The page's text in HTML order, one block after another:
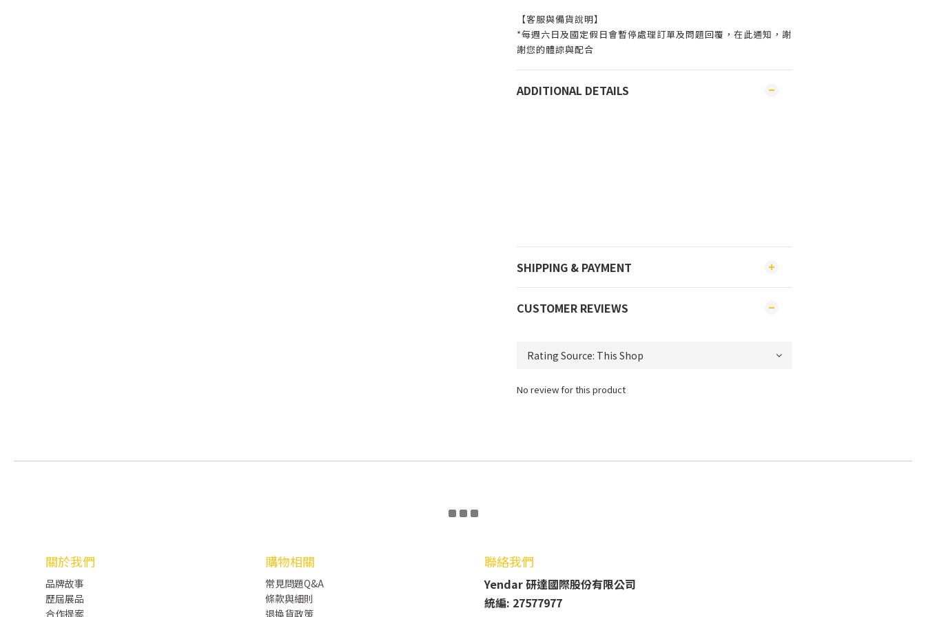
【客服與備貨說明】
*每週六日及國定假日會暫停處理訂單及問題回覆，在此通知，謝
謝您的體諒與配合
ADDITIONAL DETAILS
SHIPPING & PAYMENT
CUSTOMER REVIEWS
No review for this product
關於我們
品牌故事
歷屆展品
合作提案
購物相關
常見問題Q&A
條款與細則
退換貨政策
聯絡我們
Yendar 研達國際股份有限公司
統編: 27577977